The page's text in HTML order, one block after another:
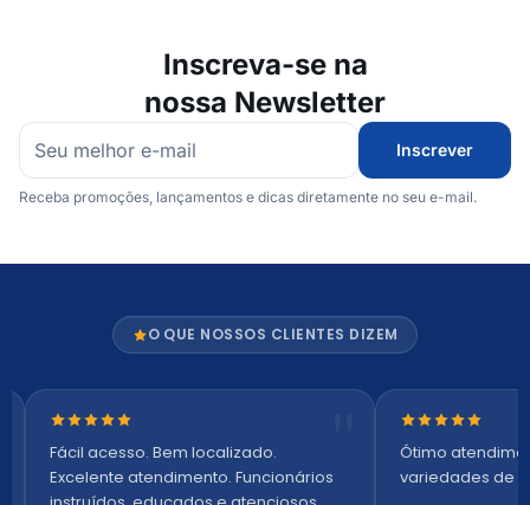
Inscreva-se na
nossa Newsletter
Inscrever
Receba promoções, lançamentos e dicas diretamente no seu e-mail.
O QUE NOSSOS CLIENTES DIZEM
Nota 5 de 5 estrelas
Fácil acesso. Bem localizado.
Excelente atendimento. Funcionários
Nota 5 de 5
Ótimo
variedades de